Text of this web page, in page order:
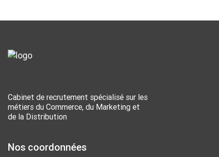
Cabinet de recrutement spécialisé sur les
métiers du Commerce, du Marketing et
de la Distribution
Nos coordonnées